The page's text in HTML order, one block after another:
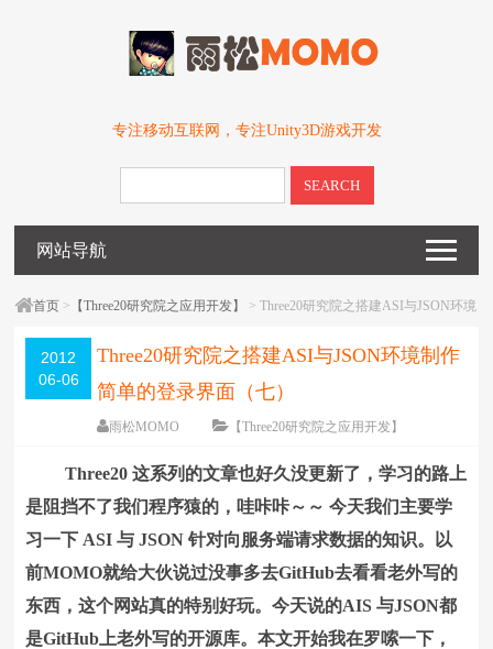
专注移动互联网，专注Unity3D游戏开发
SEARCH
网站导航
首页 > 【Three20研究院之应用开发】
> Three20研究院之搭建ASI与JSON环境
2012
06-06
Three20研究院之搭建ASI与JSON环境制作
简单的登录界面（七）
雨松MOMO
【Three20研究院之应用开发】
编辑日期：2012-08-09 字体：大 中 小
Three20 这系列的文章也好久没更新了，学习的路上
是阻挡不了我们程序猿的，哇咔咔～～ 今天我们主要学
习一下 ASI 与 JSON 针对向服务端请求数据的知识。以
前MOMO就给大伙说过没事多去GitHub去看看老外写的
东西，这个网站真的特别好玩。今天说的AIS 与JSON都
是GitHub上老外写的开源库。本文开始我在罗嗦一下，